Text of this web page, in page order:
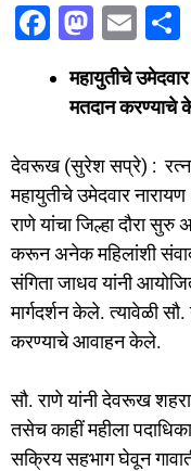
F
c
b
o
o
k
M
a
st
o
d
o
n
E
m
ai
l
महायुतीचे
मतदान करण्याचे
देवरूख (सुरेश सप्रे) :
महायुतीचे उमेदवार नारायण
राणे यांचा जिल्हा दौरा
करून अनेक महिलांशी
संगिता जाधव यांनी
मार्गदर्शन केले. त्यावेळी
करण्याचे आवाहन केले.
सौ. राणे यांनी देवरूख
तसेच काहीं महीला
सक्रिय सहभाग घेवून